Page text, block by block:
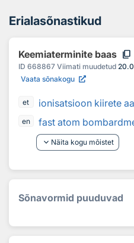
Erialasõnastikud
Keemiaterminite baas content_copy
ID 668867 Viimati muudetud
Vaata sõnakogu
et ionisatsioon kiirete
en
fast atom
keyboard_arrow_down Näita kogu mõistet
Sõnavormid puuduvad